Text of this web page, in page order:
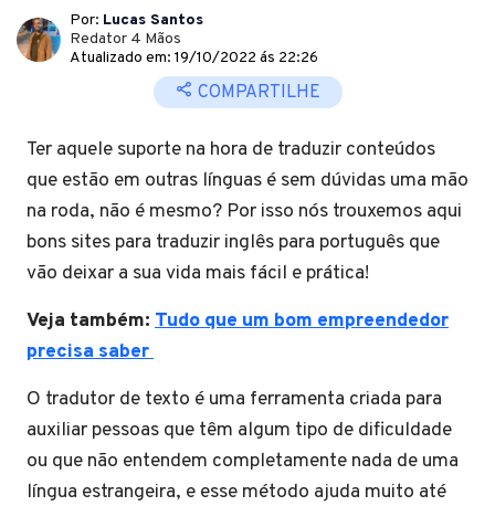
Por: Lucas Santos
Redator 4 Mãos
Atualizado em: 19/10/2022 ás 22:26
COMPARTILHE
Ter aquele suporte na hora de traduzir conteúdos
que estão em outras línguas é sem dúvidas uma mão
na roda, não é mesmo? Por isso nós trouxemos aqui
bons sites para traduzir inglês para português que
vão deixar a sua vida mais fácil e prática!
Veja também: Tudo que um bom empreendedor
precisa saber
O tradutor de texto é uma ferramenta criada para
auxiliar pessoas que têm algum tipo de dificuldade
ou que não entendem completamente nada de uma
língua estrangeira, e esse método ajuda muito até